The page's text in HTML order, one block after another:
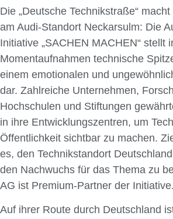
Die „Deutsche Technikstraße“
am Audi-Standort Neckarsulm: Die
Initiative „SACHEN MACHEN“ stellt
Momentaufnahmen technische
einem emotionalen und
dar. Zahlreiche Unternehmen,
Hochschulen und Stiftungen
in ihre Entwicklungszentren, um
Öffentlichkeit sichtbar zu machen.
es, den Technikstandort
den Nachwuchs für das Thema zu
AG ist Premium-Partner der Initiative.
Auf ihrer Route durch Deutschland